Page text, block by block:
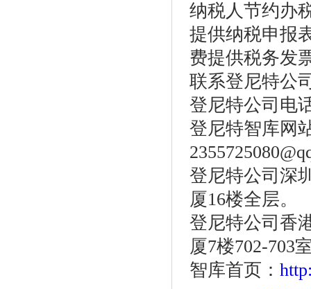
纳税人节约办
提供纳税申报
费提供税务发
联系登尼特公
登尼特公司电
登尼特智库网
登尼特公司深
厦16楼全层。
登尼特公司香
厦7楼702-703
智库首页：